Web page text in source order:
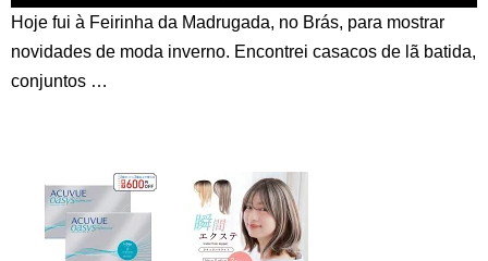
Hoje fui à Feirinha da Madrugada, no Brás, para mostrar
novidades de moda inverno. Encontrei casacos de lã batida,
conjuntos …